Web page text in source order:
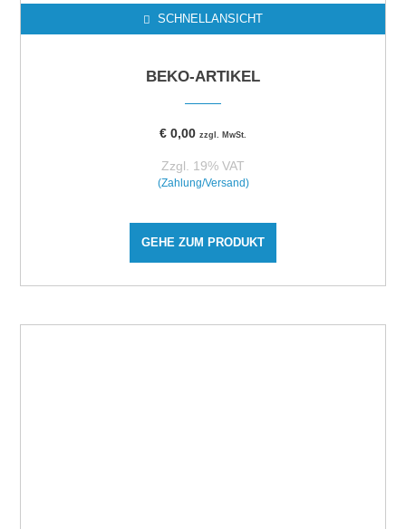
SCHNELLANSICHT
BEKO-ARTIKEL
€ 0,00 zzgl. MwSt.
Zzgl. 19% VAT
(Zahlung/Versand)
GEHE ZUM PRODUKT